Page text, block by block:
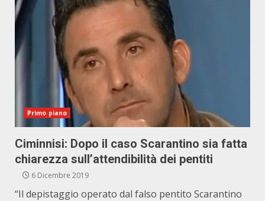
Primo piano
Ciminnisi: Dopo il caso Scarantino sia fatta
chiarezza sull’attendibilità dei pentiti
6 Dicembre 2019
“Il depistaggio operato dal falso pentito Scarantino